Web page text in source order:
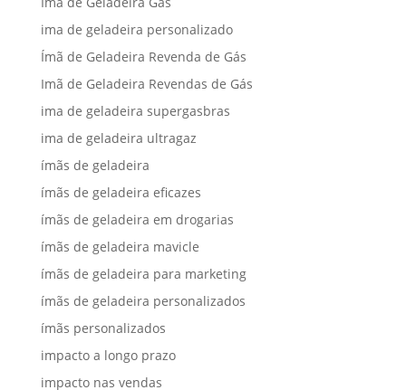
ima de geladeira personalizado
Ímã de Geladeira Revenda de Gás
Imã de Geladeira Revendas de Gás
ima de geladeira supergasbras
ima de geladeira ultragaz
ímãs de geladeira
ímãs de geladeira eficazes
ímãs de geladeira em drogarias
ímãs de geladeira mavicle
ímãs de geladeira para marketing
ímãs de geladeira personalizados
ímãs personalizados
impacto a longo prazo
impacto nas vendas